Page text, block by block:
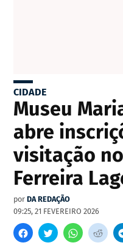
CIDADE
Museu
abre
visitação
Ferreira
por DA REDAÇÃO
09:25, 21 FEVEREIRO 2026